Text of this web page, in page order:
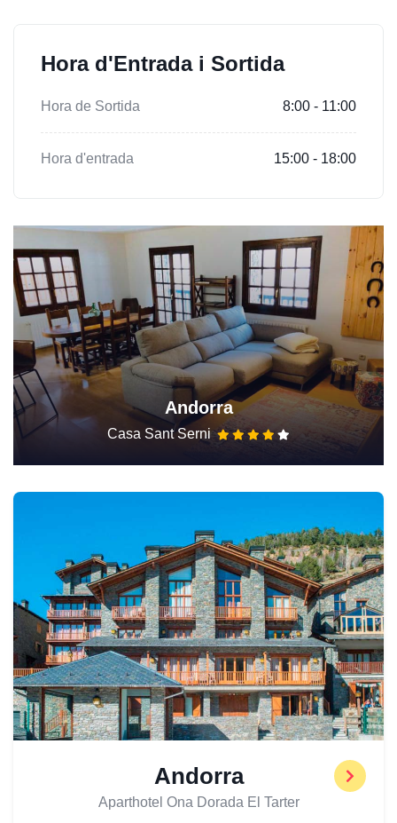
Hora d'Entrada i Sortida
Hora de Sortida 8:00 - 11:00
Hora d'entrada 15:00 - 18:00
Andorra
Casa Sant Serni
Andorra
Aparthotel Ona Dorada El Tarter